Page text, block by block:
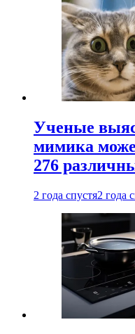
Ученые
мимика
276
2 года спустя2 года